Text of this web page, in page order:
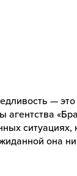
—
агентства
ситуациях,
она